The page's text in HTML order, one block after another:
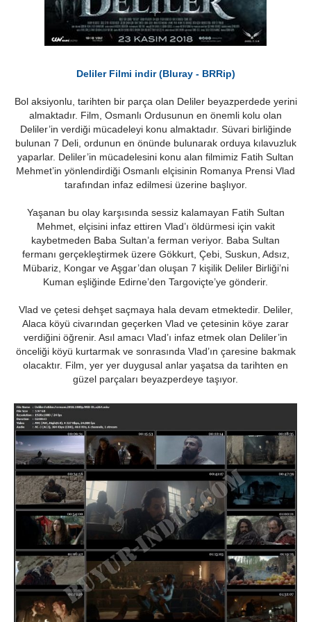
Deliler Filmi indir (Bluray - BRRip)
Bol aksiyonlu, tarihten bir parça olan Deliler beyazperdede yerini
almaktadır. Film, Osmanlı Ordusunun en önemli kolu olan
Deliler’in verdiği mücadeleyi konu almaktadır. Süvari birliğinde
bulunan 7 Deli, ordunun en önünde bulunarak orduya kılavuzluk
yaparlar. Deliler’in mücadelesini konu alan filmimiz Fatih Sultan
Mehmet’in yönlendirdiği Osmanlı elçisinin Romanya Prensi Vlad
tarafından infaz edilmesi üzerine başlıyor.
Yaşanan bu olay karşısında sessiz kalamayan Fatih Sultan
Mehmet, elçisini infaz ettiren Vlad’ı öldürmesi için vakit
kaybetmeden Baba Sultan’a ferman veriyor. Baba Sultan
fermanı gerçekleştirmek üzere Gökkurt, Çebi, Suskun, Adsız,
Mübariz, Kongar ve Aşgar’dan oluşan 7 kişilik Deliler Birliği’ni
Kuman eşliğinde Edirne’den Targoviçte’ye gönderir.
Vlad ve çetesi dehşet saçmaya hala devam etmektedir. Deliler,
Alaca köyü civarından geçerken Vlad ve çetesinin köye zarar
verdiğini öğrenir. Asıl amacı Vlad’ı infaz etmek olan Deliler’in
önceliği köyü kurtarmak ve sonrasında Vlad’ın çaresine bakmak
olacaktır. Film, yer yer duygusal anlar yaşatsa da tarihten en
güzel parçaları beyazperdeye taşıyor.